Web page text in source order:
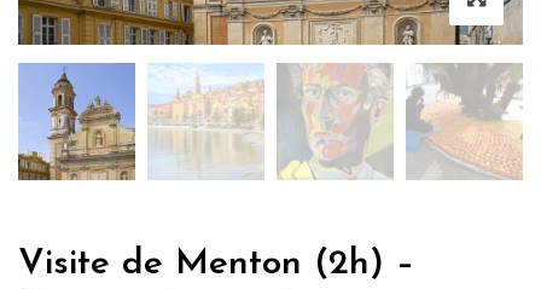
Visite de Menton (2h) –